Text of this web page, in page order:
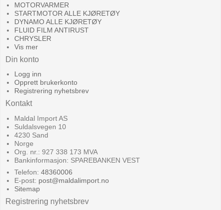
MOTORVARMER
STARTMOTOR ALLE KJØRETØY
DYNAMO ALLE KJØRETØY
FLUID FILM ANTIRUST
CHRYSLER
Vis mer
Din konto
Logg inn
Opprett brukerkonto
Registrering nyhetsbrev
Kontakt
Maldal Import AS
Suldalsvegen 10
4230 Sand
Norge
Org. nr.: 927 338 173 MVA
Bankinformasjon: SPAREBANKEN VEST
Telefon: 48360006
E-post: post@maldalimport.no
Sitemap
Registrering nyhetsbrev